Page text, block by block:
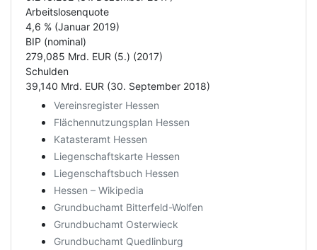
Arbeitslosenquote
4,6 % (Januar 2019)
BIP (nominal)
279,085 Mrd. EUR (5.) (2017)
Schulden
39,140 Mrd. EUR (30. September 2018)
Vereinsregister Hessen
Flächennutzungsplan Hessen
Katasteramt Hessen
Liegenschaftskarte Hessen
Liegenschaftsbuch Hessen
Hessen – Wikipedia
Grundbuchamt Bitterfeld-Wolfen
Grundbuchamt Osterwieck
Grundbuchamt Quedlinburg